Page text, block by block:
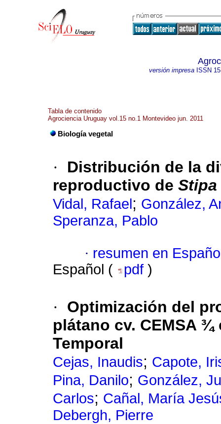
versión impresaISSN
Tabla de contenido
Agrociencia Uruguay vol.15 no.1 Montevideo jun. 2011
Biología vegetal
·
Distribución de la
reproductivo de Stipa
Vidal, Rafael ; González,
Speranza, Pablo
· resumen en
Español (
pdf )
·
Optimización del
plátano cv. CEMSA
Temporal
Cejas, Inaudis; Capote,
Pina, Danilo; González,
Carlos; Cañal, María
Debergh, Pierre